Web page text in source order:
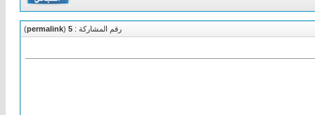
رقم المشاركة : 5
(
permalink
)